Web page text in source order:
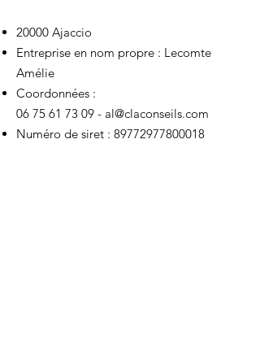
20000 Ajaccio
Entreprise en nom propre : Lecomte
Amélie
Coordonnées :
06 75 61 73 09 - al@claconseils.com
Numéro de siret : 89772977800018